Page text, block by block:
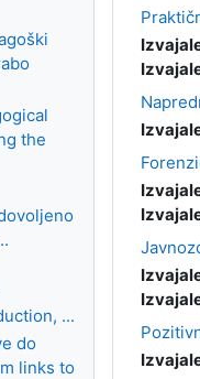
the
...
do
links to